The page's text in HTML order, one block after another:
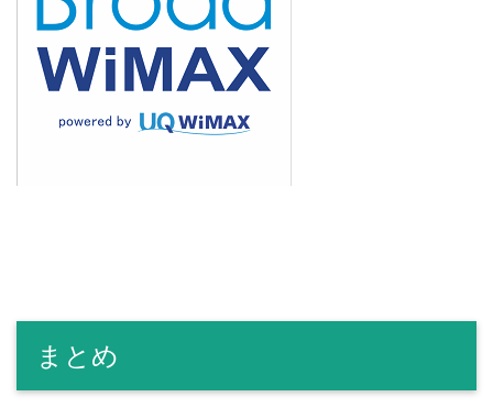
まとめ